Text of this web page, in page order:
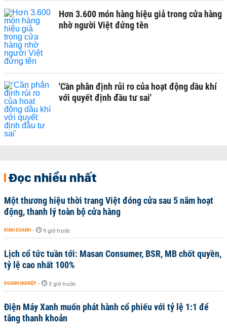
Hơn 3.600 món hàng hiệu giả trong cửa hàng
nhờ người Việt đứng tên
'Cần phân định rủi ro của hoạt động dầu khí
với quyết định đầu tư sai'
Đọc nhiều nhất
Một thương hiệu thời trang Việt đóng cửa sau 5 năm hoạt
động, thanh lý toàn bộ cửa hàng
KINH DOANH - 9 giờ trước
Lịch cổ tức tuần tới: Masan Consumer, BSR, MB chốt quyền,
tỷ lệ cao nhất 100%
DOANH NGHIỆP - 3 giờ trước
Điện Máy Xanh muốn phát hành cổ phiếu với tỷ lệ 1:1 để
tăng thanh khoản